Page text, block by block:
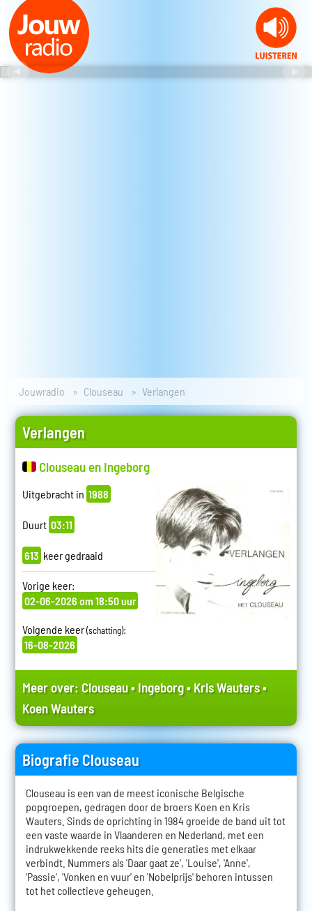
Jouwradio Clouseau Verlangen
Verlangen
Clouseau en Ingeborg
Uitgebracht in 1988
Duurt 03:11
613 keer gedraaid
Vorige keer:
02-06-2026 om 18:50 uur
Volgende keer(schatting):
16-08-2026
Meer over: Clouseau•Ingeborg•Kris Wauters•
Koen Wauters
Biografie Clouseau
Clouseau is een van de meest iconische Belgische
popgroepen, gedragen door de broers Koen en Kris
Wauters. Sinds de oprichting in 1984 groeide de band uit tot
een vaste waarde in Vlaanderen en Nederland, met een
indrukwekkende reeks hits die generaties met elkaar
verbindt. Nummers als 'Daar gaat ze', 'Louise', 'Anne',
'Passie', 'Vonken en vuur' en 'Nobelprijs' behoren intussen
tot het collectieve geheugen.